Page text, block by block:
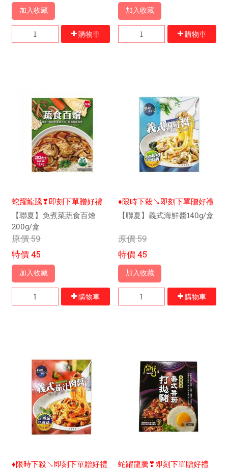
加入收藏
購物車
加入收藏
購物車
蛇躍龍騰❣即刻下單贈好禮
【聯夏】免煮菜蔬食百燴
200g/盒
原價59
特價45
加入收藏
購物車
♦限時下殺↘即刻下單贈好禮
【聯夏】義式海鮮醬140g/盒
原價59
特價45
加入收藏
購物車
♦限時下殺↘即刻下單贈好禮
蛇躍龍騰❣即刻下單贈好禮